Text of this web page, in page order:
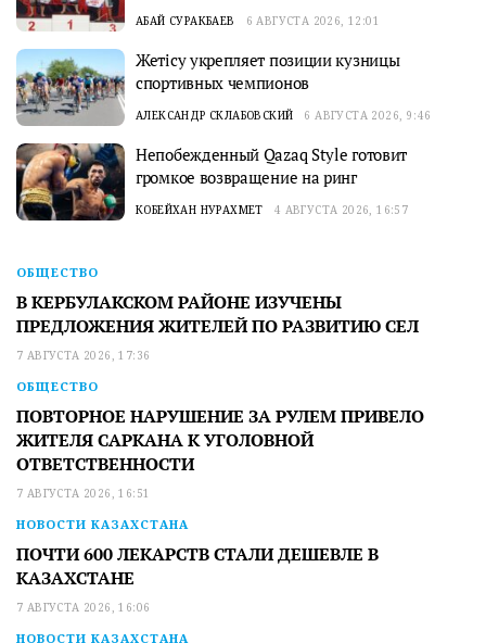
АБАЙ СУРАКБАЕВ 6 АВГУСТА 2026, 12:01
Жетісу укрепляет позиции кузницы
спортивных чемпионов
АЛЕКСАНДР СКЛАБОВСКИЙ 6 АВГУСТА 2026, 9:46
Непобежденный Qazaq Style готовит
громкое возвращение на ринг
КОБЕЙХАН НУРАХМЕТ 4 АВГУСТА 2026, 16:57
ОБЩЕСТВО
В КЕРБУЛАКСКОМ РАЙОНЕ ИЗУЧЕНЫ
ПРЕДЛОЖЕНИЯ ЖИТЕЛЕЙ ПО РАЗВИТИЮ СЕЛ
7 АВГУСТА 2026, 17:36
ОБЩЕСТВО
ПОВТОРНОЕ НАРУШЕНИЕ ЗА РУЛЕМ ПРИВЕЛО
ЖИТЕЛЯ САРКАНА К УГОЛОВНОЙ
ОТВЕТСТВЕННОСТИ
7 АВГУСТА 2026, 16:51
НОВОСТИ КАЗАХСТАНА
ПОЧТИ 600 ЛЕКАРСТВ СТАЛИ ДЕШЕВЛЕ В
КАЗАХСТАНЕ
7 АВГУСТА 2026, 16:06
НОВОСТИ КАЗАХСТАНА